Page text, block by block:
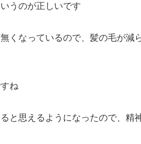
うのが正しいです
くなっているので、髪の毛が減
ね
と思えるようになったので、精